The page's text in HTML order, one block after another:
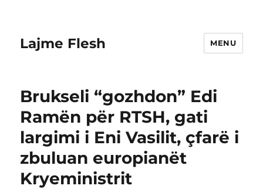
Lajme Flesh MENU
Brukseli “gozhdon” Edi
Ramën për RTSH, gati
largimi i Eni Vasilit, çfarë i
zbuluan europianët
Kryeministrit